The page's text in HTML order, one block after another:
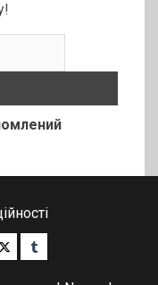
TwitterTumblr